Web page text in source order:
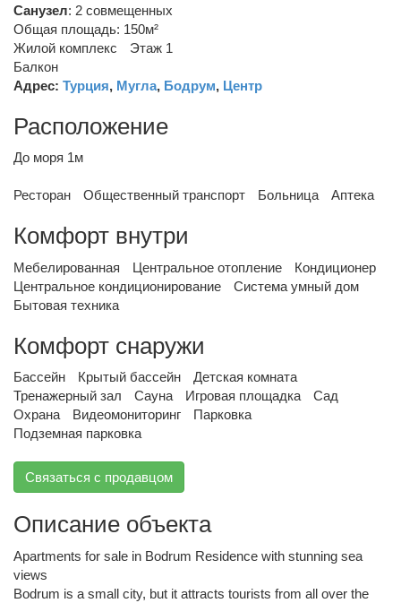
Санузел: 2 совмещенных
Общая площадь: 150м²
Жилой комплекс
Этаж 1
Балкон
Адрес: Турция, Мугла, Бодрум, Центр
Расположение
До моря 1м
Ресторан Общественный транспорт Больница Аптека
Комфорт внутри
Мебелированная Центральное отопление
Кондиционер
Центральное кондиционирование
Система умный дом
Бытовая техника
Комфорт снаружи
Бассейн Крытый бассейн
Детская комната
Тренажерный зал
Сауна Игровая площадка
Сад
Охрана
Видеомониторинг
Парковка
Подземная парковка
Связаться с продавцом
Описание объекта
Apartments for sale in Bodrum Residence with stunning sea
views
Bodrum is a small city, but it attracts tourists from all over the